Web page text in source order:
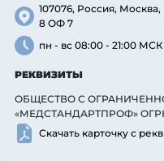
107076, Россия,
8 ОФ 7
пн - вс 08:00 - 21:00 МСК
РЕКВИЗИТЫ
ОБЩЕСТВО С
«МЕДСТАНДАРТПРОФ» ОГРН
Скачать карточку с